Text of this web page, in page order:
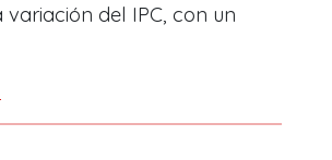
del IPC, con un